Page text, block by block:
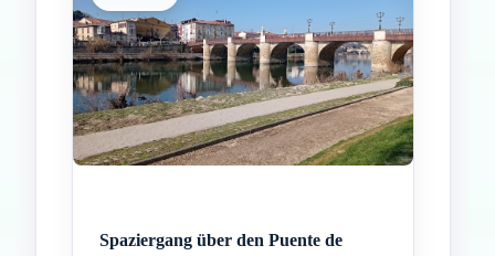
Spaziergang über den Puente de